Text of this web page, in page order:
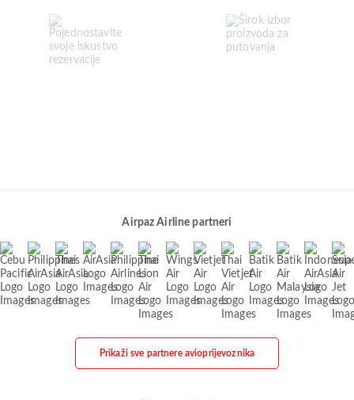
Airpaz Airline partneri
Prikaži sve partnere avioprijevoznika